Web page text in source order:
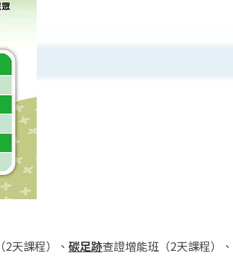
天課程）、 碳足跡查證增能班（2天課程）、